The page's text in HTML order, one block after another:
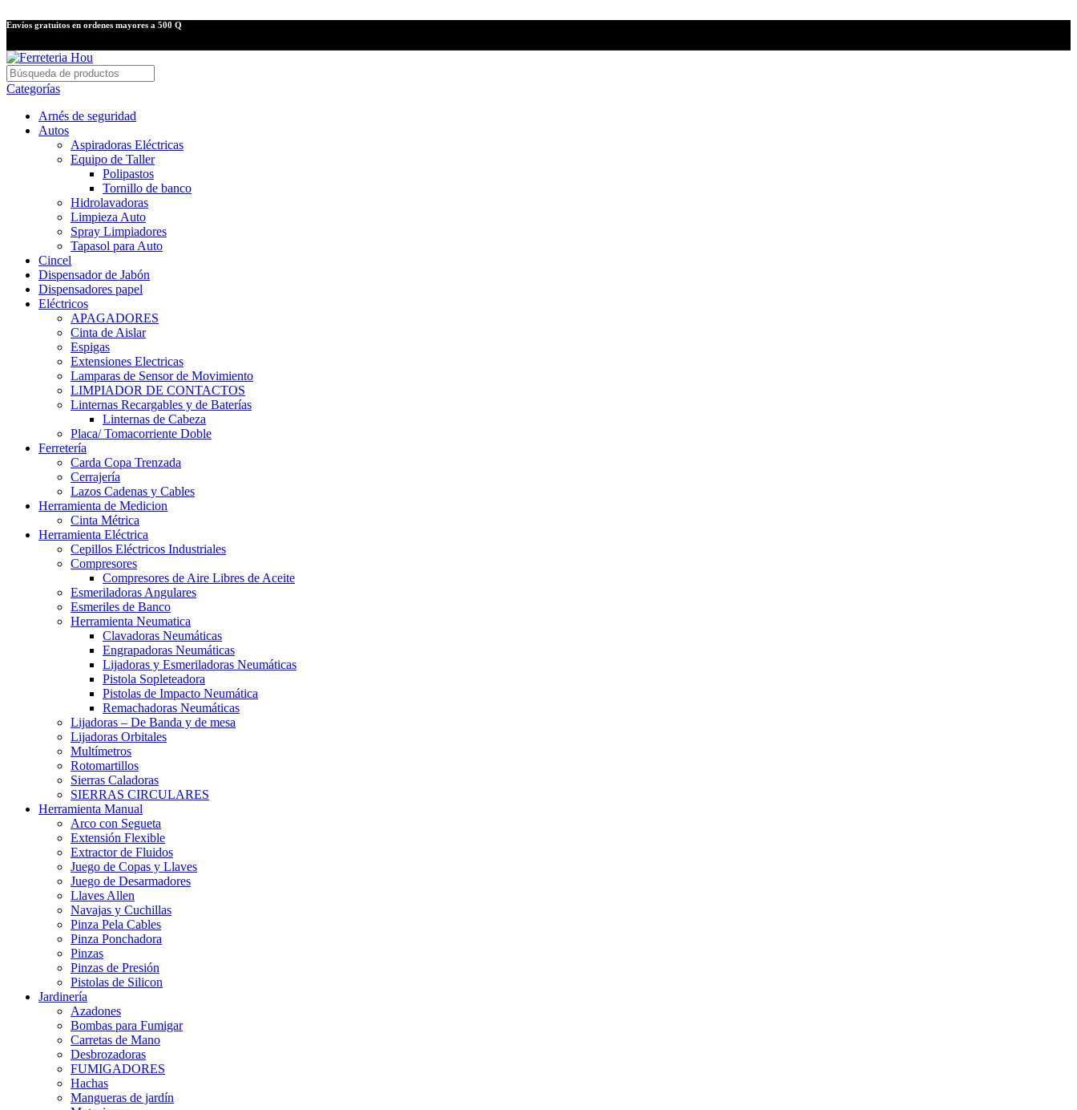
Envíos gratuitos en ordenes mayores a 500 Q
Categorías
Arnés de seguridad
Autos
Aspiradoras Eléctricas
Equipo de Taller
Polipastos
Tornillo de banco
Hidrolavadoras
Limpieza Auto
Spray Limpiadores
Tapasol para Auto
Cincel
Dispensador de Jabón
Dispensadores papel
Eléctricos
APAGADORES
Cinta de Aislar
Espigas
Extensiones Electricas
Lamparas de Sensor de Movimiento
LIMPIADOR DE CONTACTOS
Linternas Recargables y de Baterías
Linternas de Cabeza
Placa/ Tomacorriente Doble
Ferretería
Carda Copa Trenzada
Cerrajería
Lazos Cadenas y Cables
Herramienta de Medicion
Cinta Métrica
Herramienta Eléctrica
Cepillos Eléctricos Industriales
Compresores
Compresores de Aire Libres de Aceite
Esmeriladoras Angulares
Esmeriles de Banco
Herramienta Neumatica
Clavadoras Neumáticas
Engrapadoras Neumáticas
Lijadoras y Esmeriladoras Neumáticas
Pistola Sopleteadora
Pistolas de Impacto Neumática
Remachadoras Neumáticas
Lijadoras – De Banda y de mesa
Lijadoras Orbitales
Multímetros
Rotomartillos
Sierras Caladoras
SIERRAS CIRCULARES
Herramienta Manual
Arco con Segueta
Extensión Flexible
Extractor de Fluidos
Juego de Copas y Llaves
Juego de Desarmadores
Llaves Allen
Navajas y Cuchillas
Pinza Pela Cables
Pinza Ponchadora
Pinzas
Pinzas de Presión
Pistolas de Silicon
Jardinería
Azadones
Bombas para Fumigar
Carretas de Mano
Desbrozadoras
FUMIGADORES
Hachas
Mangueras de jardín